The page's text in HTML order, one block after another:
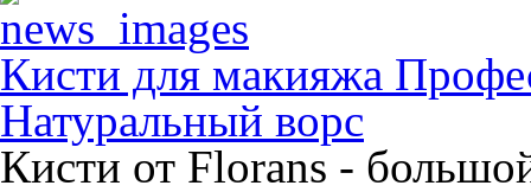
Кисти для макияжа
Натуральный ворс
Кисти от Florans -